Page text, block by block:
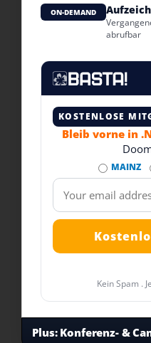
ON-DEMAND
abrufbar
KOSTENLOSE
Bleib vorne in
MAINZ
Kein Spam .
Plus:Konferenz- &